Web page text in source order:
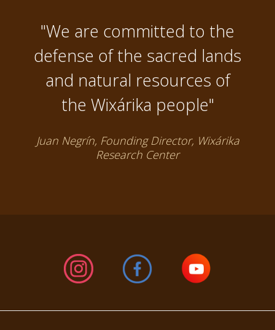
"We are committed to the
defense of the sacred lands
and natural resources of
the Wixárika people"
Juan Negrín, Founding Director, Wixárika
Research Center